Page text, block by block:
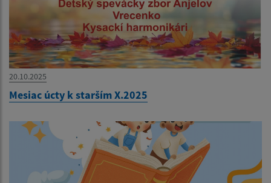
20.10.2025
Mesiac úcty k starším X.2025